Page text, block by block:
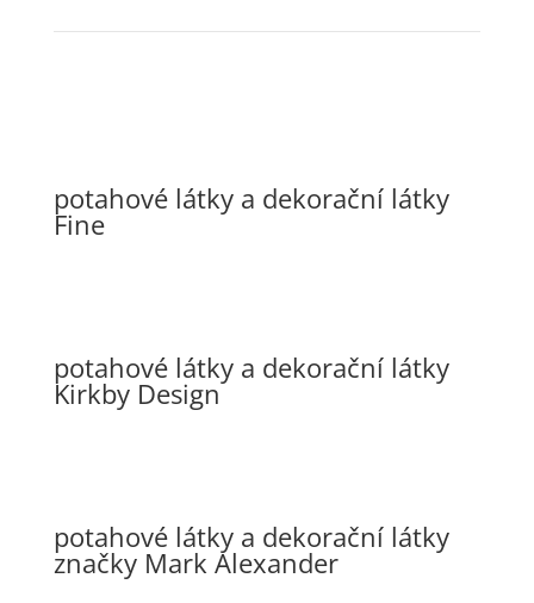
potahové látky a dekorační látky
Fine
potahové látky a dekorační látky
Kirkby Design
potahové látky a dekorační látky
značky Mark Alexander